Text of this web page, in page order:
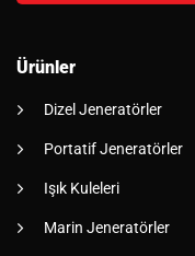
Ürünler
Dizel Jeneratörler
Portatif Jeneratörler
Işık Kuleleri
Marin Jeneratörler